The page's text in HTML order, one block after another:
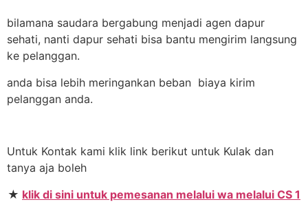
bilamana saudara bergabung menjadi agen dapur
sehati, nanti dapur sehati bisa bantu mengirim langsung
ke pelanggan.
anda bisa lebih meringankan beban biaya kirim
pelanggan anda.
Untuk Kontak kami klik link berikut untuk Kulak dan
tanya aja boleh
★ klik di sini untuk pemesanan melalui wa melalui CS 1